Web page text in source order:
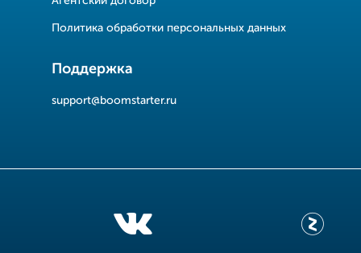
Политика обработки персональных данных
Поддержка
support@boomstarter.ru